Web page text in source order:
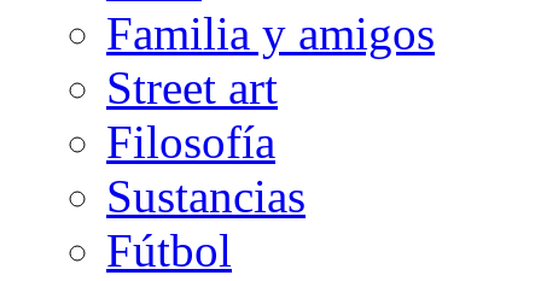
Familia y amigos
Street art
Filosofía
Sustancias
Fútbol